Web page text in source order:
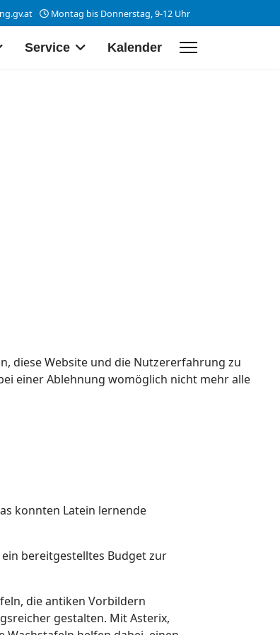
Montag bis Donnerstag, 9-12 Uhr
Service Kalender
konnten Latein lernende
bereitgestelltes Budget zur
die antiken Vorbildern
gestalten. Mit Asterix,
diese Website und die Nutzererfahrung zu
einer Ablehnung womöglich nicht mehr alle